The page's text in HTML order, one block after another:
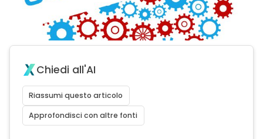
Chiedi all'AI
Riassumi questo articolo
Approfondisci con altre fonti